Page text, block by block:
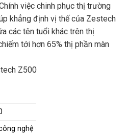
việc chinh phục thị trường
khẳng định vị thế của Zestech
các tên tuổi khác trên thị
tới hơn 65% thị phần màn
Z500
nghệ